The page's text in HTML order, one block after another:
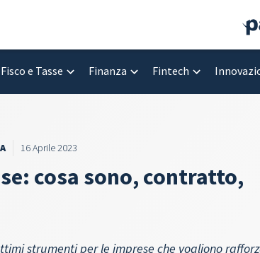
Fisco e Tasse Finanza Fintech
16 Aprile 2023
cosa sono, contratto,
strumenti per le imprese che vogliono